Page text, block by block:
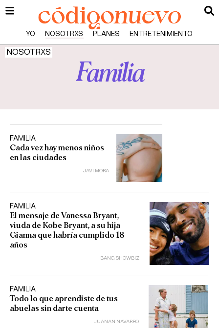
YO NOSOTRXS PLANES ENTRETENIMIENTO
NOSOTRXS
Familia
FAMILIA
Cada vez hay menos niños
en las ciudades
JAVI MORA
FAMILIA
El mensaje de Vanessa Bryant,
viuda de Kobe Bryant, a su hija
Gianna que habría cumplido 18
años
BANG SHOWBIZ
FAMILIA
Todo lo que aprendiste de tus
abuelas sin darte cuenta
JUANAN NAVARRO